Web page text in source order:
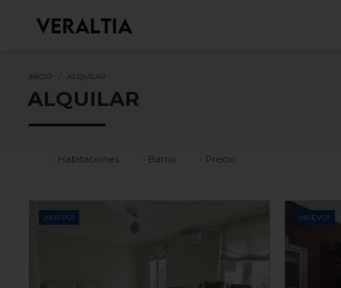
INICIO ALQUILAR
ALQUILAR
Habitaciones Barrio Precio
¡NUEVO! ¡NUEVO!